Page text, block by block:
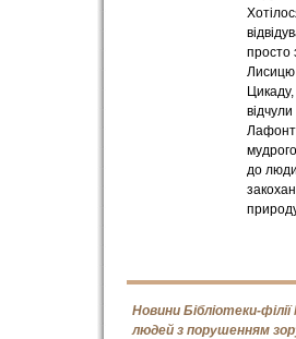
просто
до
Новини Бібліотеки-
людей з порушенням